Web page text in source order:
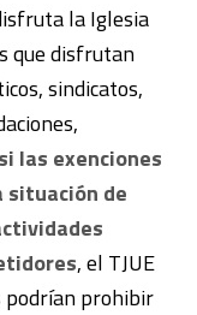
la Iglesia
que disfrutan
sindicatos,
si las exenciones
situación de
, el TJUE
podrían prohibir